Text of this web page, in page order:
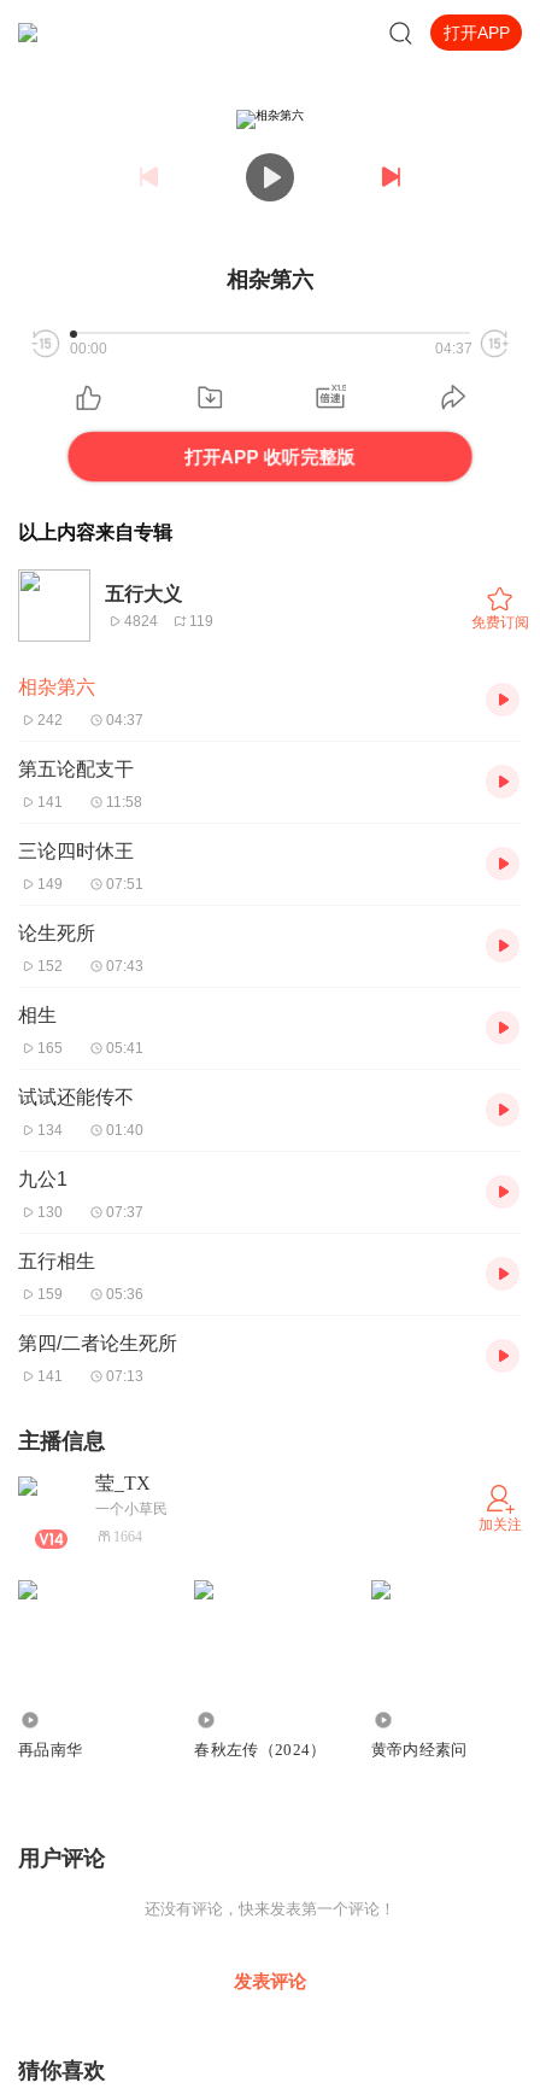
打开APP
相杂第六
00:00 04:37
打开APP 收听完整版
以上内容来自专辑
五行大义
4824 119 免费订阅
相杂第六
242 04:37
第五论配支干
141 11:58
三论四时休王
149 07:51
论生死所
152 07:43
相生
165 05:41
试试还能传不
134 01:40
九公1
130 07:37
五行相生
159 05:36
第四/二者论生死所
141 07:13
主播信息
莹_TX
一个小草民
1664
加关注
再品南华 春秋左传（2024） 黄帝内经素问
用户评论
还没有评论，快来发表第一个评论！
发表评论
猜你喜欢